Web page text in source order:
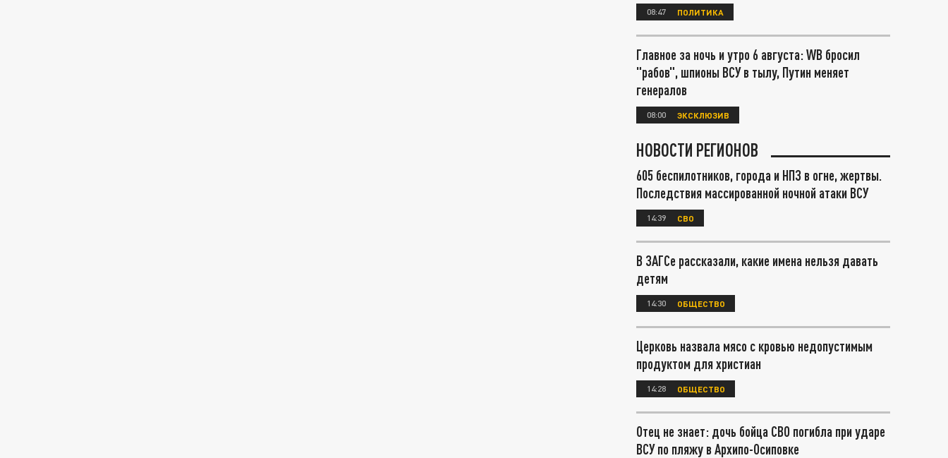
08:47 ПОЛИТИКА
Главное за ночь и утро 6 августа: WB бросил
"рабов", шпионы ВСУ в тылу, Путин меняет
генералов
08:00 ЭКСКЛЮЗИВ
НОВОСТИ РЕГИОНОВ
605 беспилотников, города и НПЗ в огне, жертвы.
Последствия массированной ночной атаки ВСУ
14:39 СВО
В ЗАГСе рассказали, какие имена нельзя давать
детям
14:30 ОБЩЕСТВО
Церковь назвала мясо с кровью недопустимым
продуктом для христиан
14:28 ОБЩЕСТВО
Отец не знает: дочь бойца СВО погибла при ударе
ВСУ по пляжу в Архипо-Осиповке